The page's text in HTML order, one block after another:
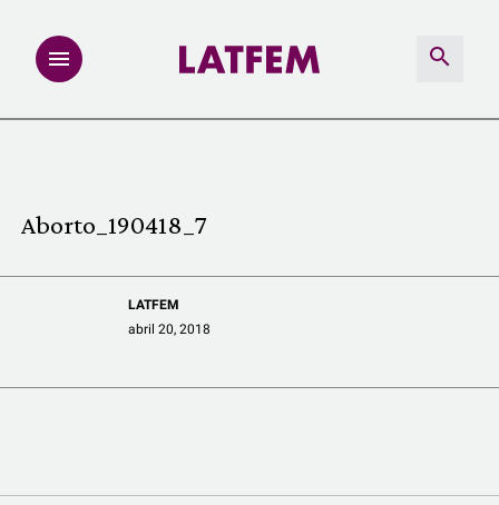
REDACCIÓN ABIERTA
LATFEMLAB.
Aborto_190418_7
LATFEM
abril 20, 2018